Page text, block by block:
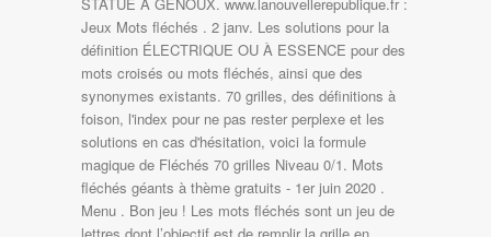
Jeux Mots fléchés . 2 janv. Les solutions pour la
définition ÉLECTRIQUE OU À ESSENCE pour des
mots croisés ou mots fléchés, ainsi que des
synonymes existants. 70 grilles, des définitions à
foison, l'index pour ne pas rester perplexe et les
solutions en cas d'hésitation, voici la formule
magique de Fléchés 70 grilles Niveau 0/1. Mots
fléchés géants à thème gratuits - 1er juin 2020 .
Menu . Bon jeu ! Les mots fléchés sont un jeu de
lettres dont l’objectif est de remplir la grille en